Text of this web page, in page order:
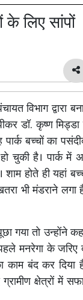
के लिए सांपों
विभाग द्वारा
डॉ. कृष्ण
बच्चों का
चुकी है। पार्क में
होते ही यहां
भी मंडराने लगा
गया तो उन्होंने
मनरेगा के जरिए
बंद कर दिया
क्षेत्रों में